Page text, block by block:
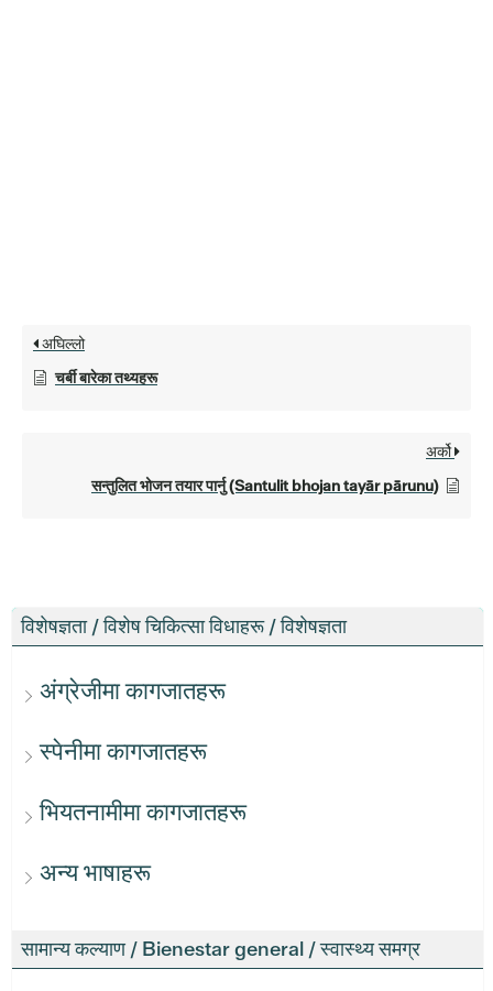
विशेषज्ञता / विशेष चिकित्सा विधाहरू / विशेषज्ञता
अंग्रेजीमा कागजातहरू
स्पेनीमा कागजातहरू
भियतनामीमा कागजातहरू
अन्य भाषाहरू
सामान्य कल्याण / Bienestar general / स्वास्थ्य समग्र
अघिल्लो
चर्बी बारेका तथ्यहरू
अर्को
सन्तुलित भोजन तयार पार्नु (Santulit bhojan tayār pārunu)